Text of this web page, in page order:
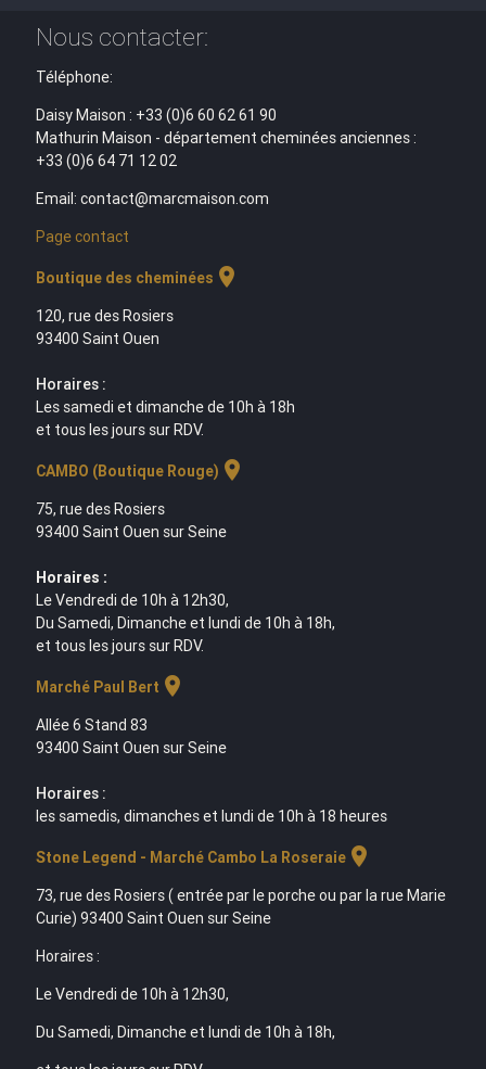
Nous contacter:
Téléphone:
Daisy Maison : +33 (0)6 60 62 61 90
Mathurin Maison - département cheminées anciennes :
+33 (0)6 64 71 12 02
Email: contact@marcmaison.com
Page contact
Boutique des cheminées location_on
120, rue des Rosiers
93400 Saint Ouen
Horaires :
Les samedi et dimanche de 10h à 18h
et tous les jours sur RDV.
CAMBO (Boutique Rouge) location_on
75, rue des Rosiers
93400 Saint Ouen sur Seine
Horaires :
Le Vendredi de 10h à 12h30,
Du Samedi, Dimanche et lundi de 10h à 18h,
et tous les jours sur RDV.
Marché Paul Bert location_on
Allée 6 Stand 83
93400 Saint Ouen sur Seine
Horaires :
les samedis, dimanches et lundi de 10h à 18 heures
Stone Legend - Marché Cambo La Roseraielocation_on
73, rue des Rosiers ( entrée par le porche ou par la rue Marie
Curie) 93400 Saint Ouen sur Seine
Horaires :
Le Vendredi de 10h à 12h30,
Du Samedi, Dimanche et lundi de 10h à 18h,